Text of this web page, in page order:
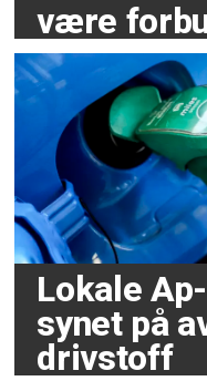
være
Lokale
synet på
drivstoff